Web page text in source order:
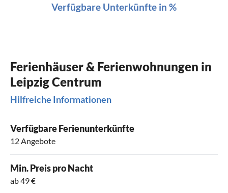
Verfügbare Unterkünfte in %
Ferienhäuser & Ferienwohnungen in
Leipzig Centrum
Hilfreiche Informationen
Verfügbare Ferienunterkünfte
12 Angebote
Min. Preis pro Nacht
ab 49 €